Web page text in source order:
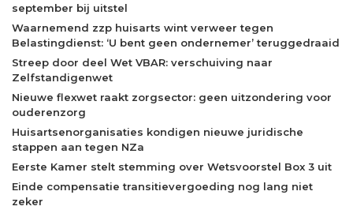
september bij uitstel
Waarnemend zzp huisarts wint verweer tegen
Belastingdienst: ‘U bent geen ondernemer’ teruggedraaid
Streep door deel Wet VBAR: verschuiving naar
Zelfstandigenwet
Nieuwe flexwet raakt zorgsector: geen uitzondering voor
ouderenzorg
Huisartsenorganisaties kondigen nieuwe juridische
stappen aan tegen NZa
Eerste Kamer stelt stemming over Wetsvoorstel Box 3 uit
Einde compensatie transitievergoeding nog lang niet
zeker